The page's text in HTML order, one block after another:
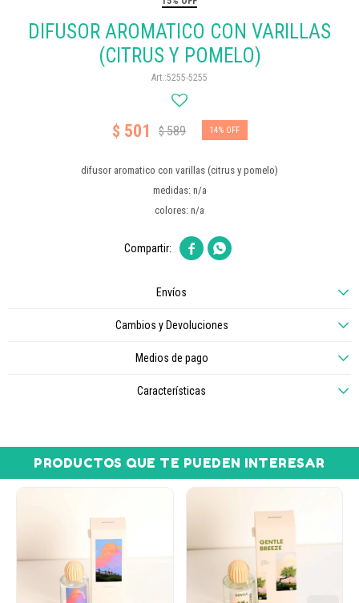
DIFUSOR AROMATICO CON VARILLAS
(CITRUS Y POMELO)
5255-5255
$ 501 $589 14
difusor aromatico con varillas (citrus y pomelo)
medidas: n/a
colores: n/a
 
Envíos
Cambios y Devoluciones
Medios de pago
Características
PRODUCTOS QUE TE PUEDEN INTERESAR